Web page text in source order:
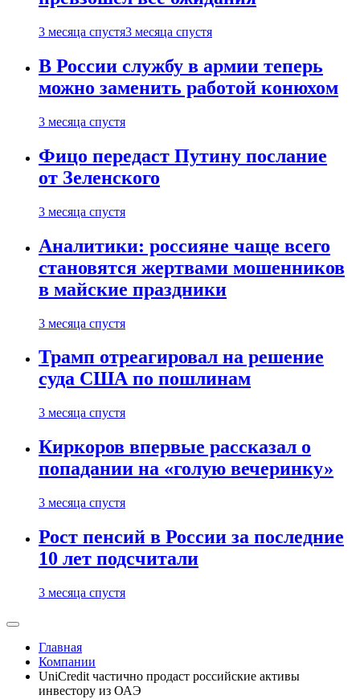
3 месяца спустя3 месяца спустя
В России службу в армии теперь
можно заменить работой конюхом
3 месяца спустя
Фицо передаст Путину послание
от Зеленского
3 месяца спустя
Аналитики: россияне чаще всего
становятся жертвами мошенников
в майские праздники
3 месяца спустя
Трамп отреагировал на решение
суда США по пошлинам
3 месяца спустя
Киркоров впервые рассказал о
попадании на «голую вечеринку»
3 месяца спустя
Рост пенсий в России за последние
10 лет подсчитали
3 месяца спустя
Главная
Компании
UniCredit частично продаст российские активы
инвестору из ОАЭ